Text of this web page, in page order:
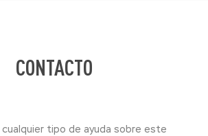
CONTACTO
tipo de ayuda sobre este